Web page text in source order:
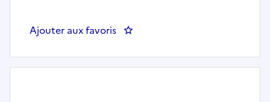
Ajouter aux favoris : Adjoint(e) à la chargée de